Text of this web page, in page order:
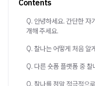
Contents
Q. 안녕하세요. 간단한 자
개해 주세요.
Q. 찰나는 어떻게 처음 알
Q. 다른 숏폼 플랫폼 중
Q. 찰나를 정말 적극적으